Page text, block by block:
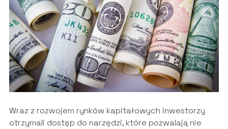
Wraz z rozwojem rynków kapitałowych inwestorzy
otrzymali dostęp do narzędzi, które pozwalają nie